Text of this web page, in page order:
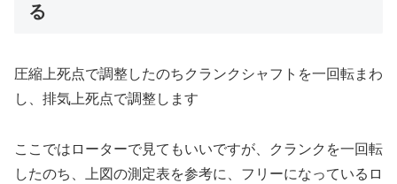
る
圧縮上死点で調整したのちクランクシャフトを一回転まわ
し、排気上死点で調整します
ここではローターで見てもいいですが、クランクを一回転
したのち、上図の測定表を参考に、フリーになっているロ